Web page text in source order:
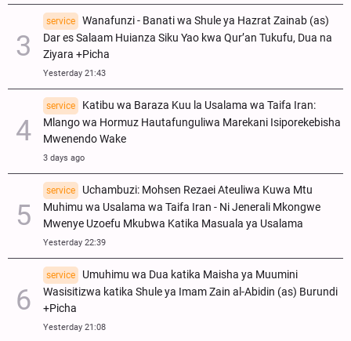
service
Wanafunzi - Banati wa Shule ya Hazrat Zainab (as)
Dar es Salaam Huianza Siku Yao kwa Qur’an Tukufu, Dua na
Ziyara +Picha
Yesterday 21:43
service
Katibu wa Baraza Kuu la Usalama wa Taifa Iran:
Mlango wa Hormuz Hautafunguliwa Marekani Isiporekebisha
Mwenendo Wake
3 days ago
service
Uchambuzi: Mohsen Rezaei Ateuliwa Kuwa Mtu
Muhimu wa Usalama wa Taifa Iran - Ni Jenerali Mkongwe
Mwenye Uzoefu Mkubwa Katika Masuala ya Usalama
Yesterday 22:39
service
Umuhimu wa Dua katika Maisha ya Muumini
Wasisitizwa katika Shule ya Imam Zain al-Abidin (as) Burundi
+Picha
Yesterday 21:08